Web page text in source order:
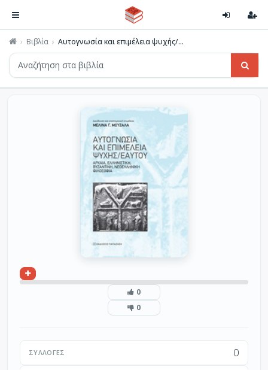
Βιβλία Αυτογνωσία και επιμέλεια ψυχής/...
0
0
ΣΥΛΛΟΓΈΣ 0